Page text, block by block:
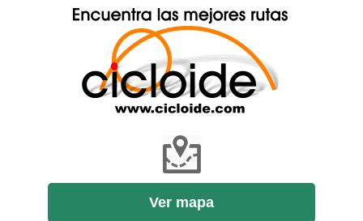
Ver mapa